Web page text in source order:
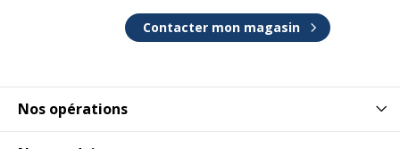
Nos opérations
Contacter mon magasin